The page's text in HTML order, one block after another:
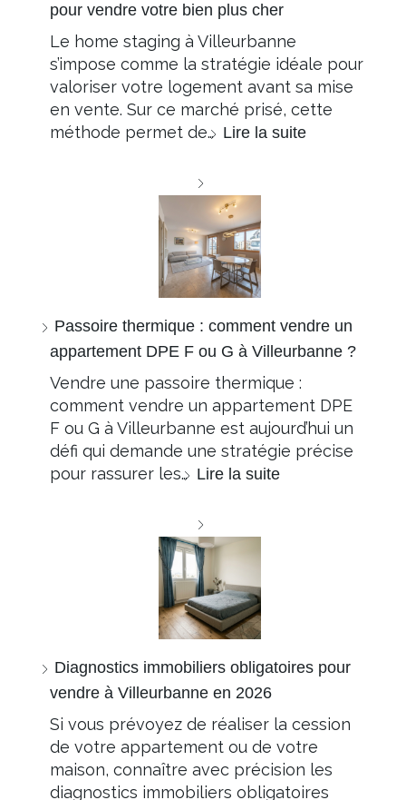
pour vendre votre bien plus cher
Le home staging à Villeurbanne
s’impose comme la stratégie idéale pour
valoriser votre logement avant sa mise
en vente. Sur ce marché prisé, cette
méthode permet de… Lire la suite
Passoire thermique : comment vendre un
appartement DPE F ou G à Villeurbanne ?
Vendre une passoire thermique :
comment vendre un appartement DPE
F ou G à Villeurbanne est aujourd’hui un
défi qui demande une stratégie précise
pour rassurer les… Lire la suite
Diagnostics immobiliers obligatoires pour
vendre à Villeurbanne en 2026
Si vous prévoyez de réaliser la cession
de votre appartement ou de votre
maison, connaître avec précision les
diagnostics immobiliers obligatoires